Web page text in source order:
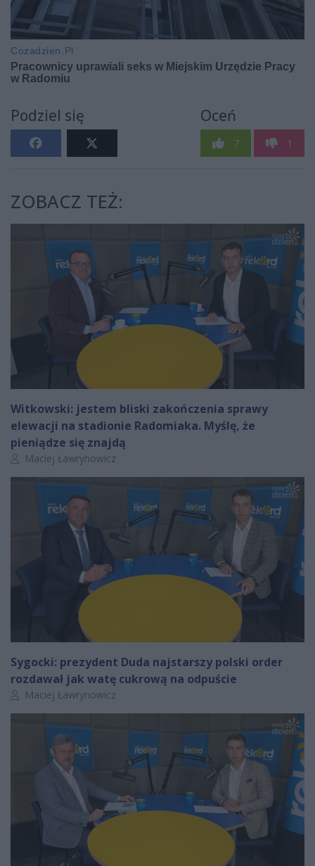
Podziel się Oceń
7 1
ZOBACZ TEŻ:
Witkowski: jestem bliski zakończenia sprawy
elewacji na stadionie Radomiaka. Myślę, że
pieniądze się znajdą
Autor artykułu:
Maciej Ławrynowicz
Sygocki: prezydent Duda najstarszy polski order
rozdawał jak watę cukrową na odpuście
Autor artykułu:
Maciej Ławrynowicz